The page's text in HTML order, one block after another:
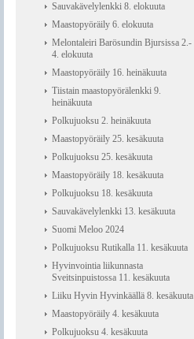
Sauvakävelylenkki 8. elokuuta
Maastopyöräily 6. elokuuta
Melontaleiri Barösundin Bjursissa 2.-
4. elokuuta
Maastopyöräily 16. heinäkuuta
Tiistain maastopyörälenkki 9.
heinäkuuta
Polkujuoksu 2. heinäkuuta
Maastopyöräily 25. kesäkuuta
Polkujuoksu 25. kesäkuuta
Maastopyöräily 18. kesäkuuta
Polkujuoksu 18. kesäkuuta
Sauvakävelylenkki 13. kesäkuuta
Suomi Meloo 2024
Polkujuoksu Rutikalla 11. kesäkuuta
Hyvinvointia liikunnasta
Sveitsinpuistossa 11. kesäkuuta
Liiku Hyvin Hyvinkäällä 8. kesäkuuta
Maastopyöräily 4. kesäkuuta
Polkujuoksu 4. kesäkuuta